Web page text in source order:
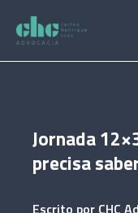
para
conteúdo
Jornada
precisa
Escrito por CHC